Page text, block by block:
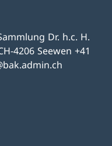
Dr. h.c. H.
4206 Seewen +41